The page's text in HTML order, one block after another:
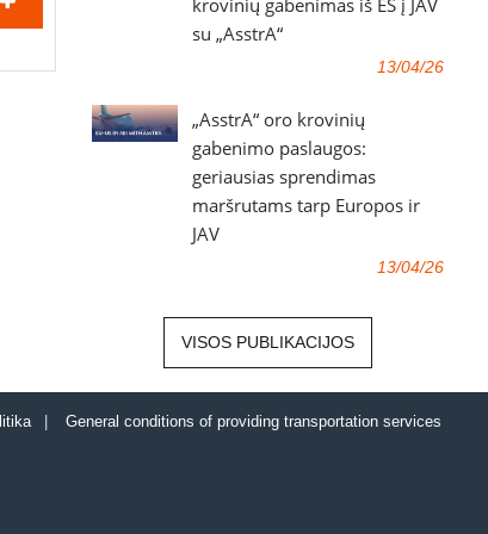
krovinių gabenimas iš ES į JAV
su „AsstrA“
13/04/26
„AsstrA“ oro krovinių
gabenimo paslaugos:
geriausias sprendimas
maršrutams tarp Europos ir
JAV
13/04/26
VISOS PUBLIKACIJOS
General conditions of providing transportation services